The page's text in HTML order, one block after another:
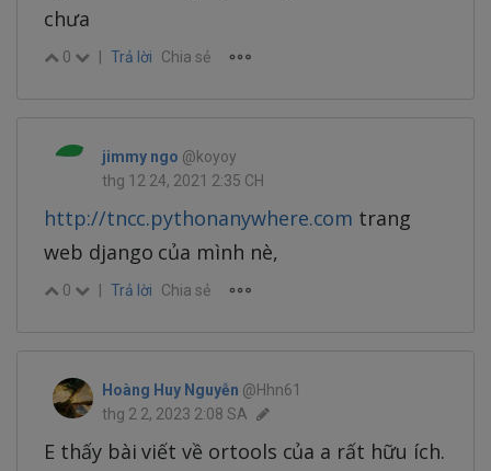
chưa
0 Trả lời Chia sẻ
jimmy ngo @koyoy
thg 12 24, 2021 2:35 CH
http://tncc.pythonanywhere.com trang
web django của mình nè,
0 Trả lời Chia sẻ
Hoàng Huy Nguyễn @Hhn61
thg 2 2, 2023 2:08 SA
E thấy bài viết về ortools của a rất hữu ích.